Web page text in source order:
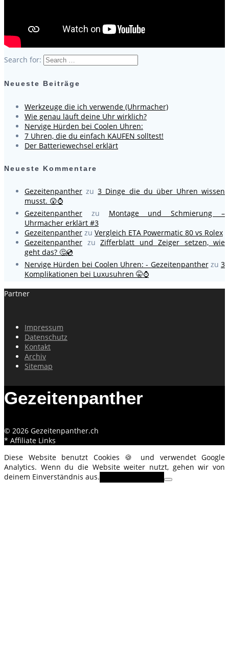
Search for:
Neueste Beiträge
Werkzeuge die ich verwende (Uhrmacher)
Wie genau läuft deine Uhr wirklich?
Nervige Hürden bei Coolen Uhren:
7 Uhren, die du einfach KAUFEN solltest!
Der Batteriewechsel erklärt
Neueste Kommentare
Gezeitenpanther zu3 Dinge die du über Uhren wissen
musst. 😲⌚
Gezeitenpanther zu Montage und Schmierung –
Uhrmacher erklärt #3
Gezeitenpanther zu Vergleich ETA Powermatic 80 vs Rolex
Gezeitenpanther zu Zifferblatt und Zeiger setzen, wie
geht das? 🤔💿
Nervige Hürden bei Coolen Uhren: - Gezeitenpantherzu 3
Komplikationen bei Luxusuhren 🤫⌚
Partner
Impressum
Datenschutz
Kontakt
Archiv
Sitemap
Gezeitenpanther
© 2026 Gezeitenpanther.ch
* Affiliate Links
Diese Website benutzt Cookies 🍪 und verwendet Google
Analytics. Wenn du die Website weiter nutzt, gehen wir von
deinem Einverständnis aus.